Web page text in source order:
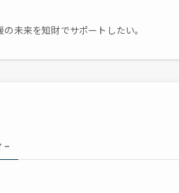
の未来を知財でサポートしたい。
–